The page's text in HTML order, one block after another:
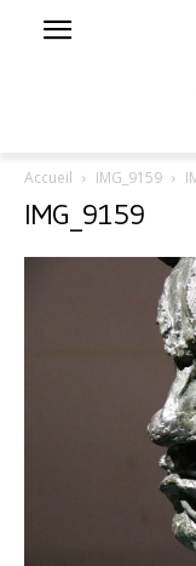
Accueil IMG_9159
IMG_9159